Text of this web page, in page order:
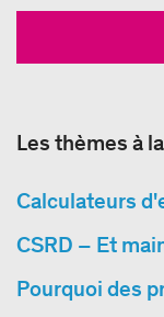
Les thèmes à
Calculateurs
CSRD – Et
Pourquoi des